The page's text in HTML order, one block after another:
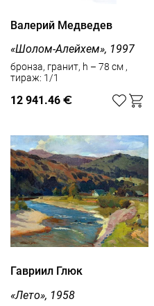
Валерий Медведев
«Шолом-Алейхем», 1997
бронза, гранит, h – 78 см ,
тираж: 1/1
12 941.46 €
Гавриил Глюк
«Лето», 1958